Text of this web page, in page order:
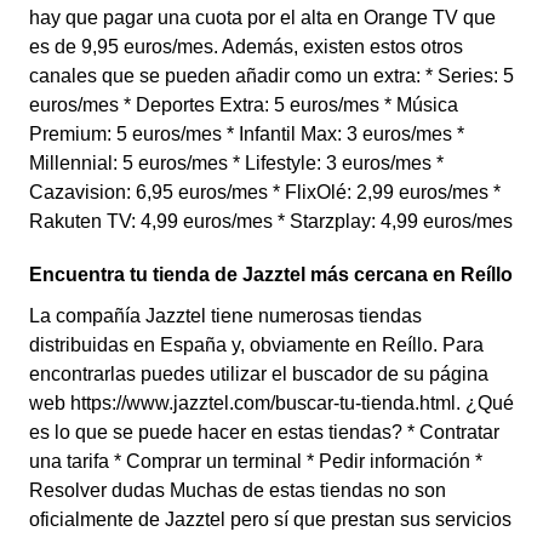
hay que pagar una cuota por el alta en Orange TV que
es de 9,95 euros/mes. Además, existen estos otros
canales que se pueden añadir como un extra: * Series: 5
euros/mes * Deportes Extra: 5 euros/mes * Música
Premium: 5 euros/mes * Infantil Max: 3 euros/mes *
Millennial: 5 euros/mes * Lifestyle: 3 euros/mes *
Cazavision: 6,95 euros/mes * FlixOlé: 2,99 euros/mes *
Rakuten TV: 4,99 euros/mes * Starzplay: 4,99 euros/mes
Encuentra tu tienda de Jazztel más cercana en Reíllo
La compañía Jazztel tiene numerosas tiendas
distribuidas en España y, obviamente en Reíllo. Para
encontrarlas puedes utilizar el buscador de su página
web https://www.jazztel.com/buscar-tu-tienda.html. ¿Qué
es lo que se puede hacer en estas tiendas? * Contratar
una tarifa * Comprar un terminal * Pedir información *
Resolver dudas Muchas de estas tiendas no son
oficialmente de Jazztel pero sí que prestan sus servicios